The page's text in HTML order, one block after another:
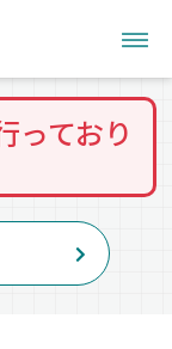
っており